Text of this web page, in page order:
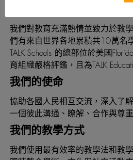
我們對教育充滿熱情並致力於教
們有來自世界各地累積共10萬名
TALK Schools 的總部位於美國
育組織嚴格評鑑，且為TALK
我們的使命
協助各國人民相互交流，深入了
一個彼此溝通、瞭解、合作與尊
我們的教學方式
我們使用最有效率的教學法和教